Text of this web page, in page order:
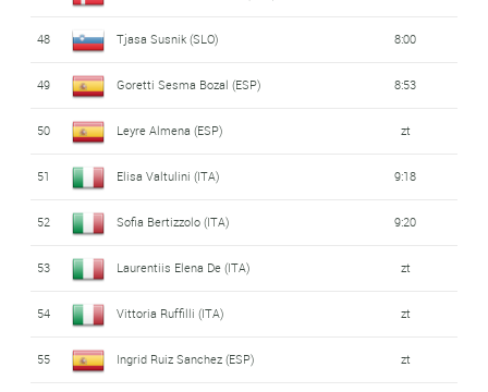
48 Tjasa Susnik (SLO) 8:00
49 Goretti Sesma Bozal (ESP) 8:53
50 Leyre Almena (ESP) zt
51 Elisa Valtulini (ITA) 9:18
52 Sofia Bertizzolo (ITA) 9:20
53 Laurentiis Elena De (ITA) zt
54 Vittoria Ruffilli (ITA) zt
55 Ingrid Ruiz Sanchez (ESP) zt